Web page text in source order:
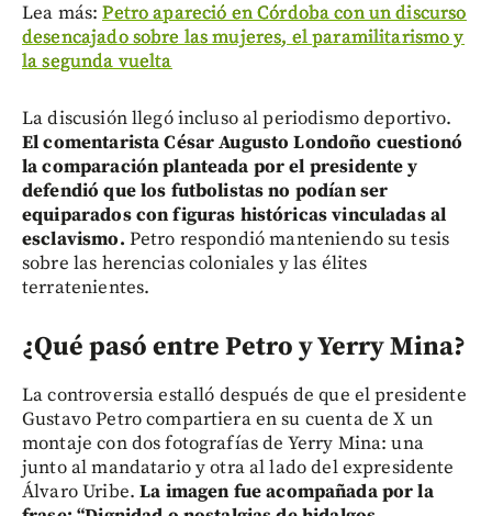
Lea más:Petro apareció en Córdoba con un discurso
desencajado sobre las mujeres, el paramilitarismo y
la segunda vuelta
La discusión llegó incluso al periodismo deportivo.
El comentarista César Augusto Londoño cuestionó
la comparación planteada por el presidente y
defendió que los futbolistas no podían ser
equiparados con figuras históricas vinculadas al
esclavismo. Petro respondió manteniendo su tesis
sobre las herencias coloniales y las élites
terratenientes.
¿Qué pasó entre Petro y Yerry Mina?
La controversia estalló después de que el presidente
Gustavo Petro compartiera en su cuenta de X un
montaje con dos fotografías de Yerry Mina: una
junto al mandatario y otra al lado del expresidente
Álvaro Uribe.La imagen fue acompañada por la